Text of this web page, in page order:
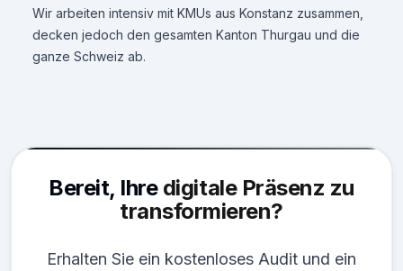
Wir arbeiten intensiv mit KMUs aus Konstanz zusammen,
decken jedoch den gesamten Kanton Thurgau und die
ganze Schweiz ab.
Bereit, Ihre digitale Präsenz zu
transformieren?
Erhalten Sie ein kostenloses Audit und ein